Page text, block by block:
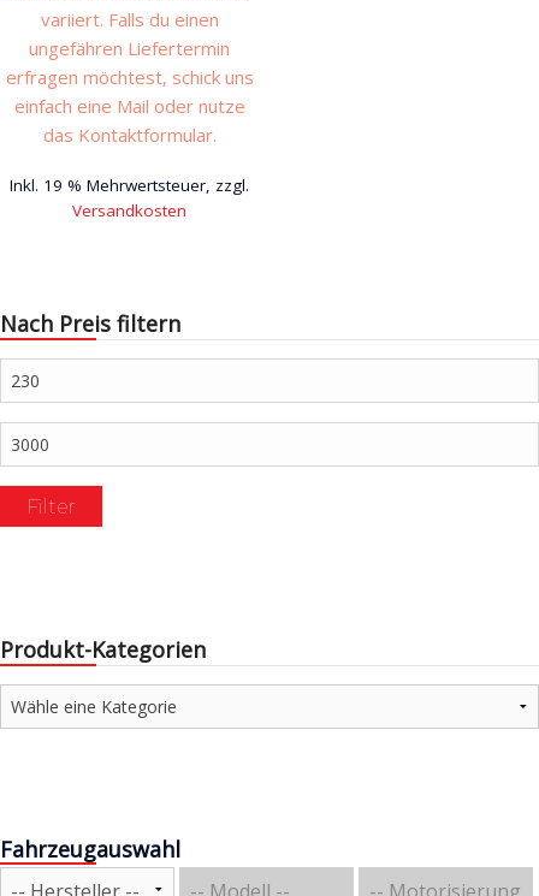
variiert. Falls du einen
ungefähren Liefertermin
erfragen möchtest, schick uns
einfach eine Mail oder nutze
das Kontaktformular.
Inkl. 19 % Mehrwertsteuer, zzgl.
Versandkosten
Nach Preis filtern
Min.
Preis
Max.
Preis
Filter
Produkt-Kategorien
Fahrzeugauswahl